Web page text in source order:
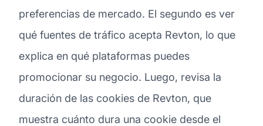
preferencias de mercado. El segundo es ver
qué fuentes de tráfico acepta Revton, lo que
explica en qué plataformas puedes
promocionar su negocio. Luego, revisa la
duración de las cookies de Revton, que
muestra cuánto dura una cookie desde el